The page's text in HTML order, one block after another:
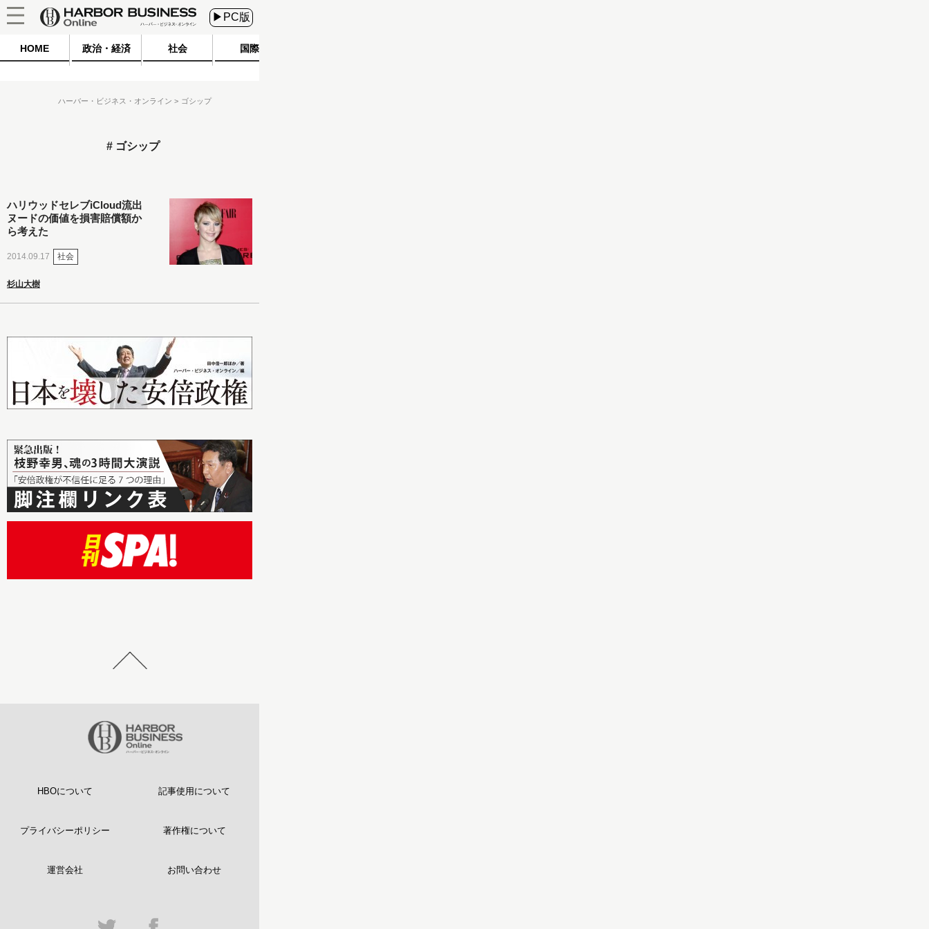
▶PC版
HOME 政治・経済 社会 国際
ハーバー・ビジネス・オンライン ゴシップ
ゴシップ
ハリウッドセレブiCloud流出
ヌードの価値を損害賠償額か
ら考えた
2014.09.17 社会
杉山大樹
HBOについて 記事使用について
プライバシーポリシー 著作権について
運営会社 お問い合わせ